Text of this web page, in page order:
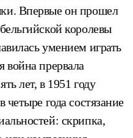
Впервые он прошел
королевы
умением играть
война прервала
лет, в 1951 году
четыре года состязание
скрипка,